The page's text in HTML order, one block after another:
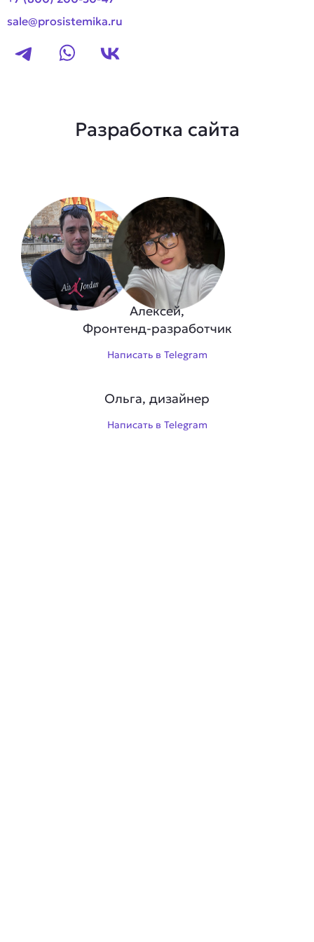
sale@prosistemika.ru
Разработка сайта
Алексей,
Фронтенд-разработчик
Написать в Telegram
Ольга, дизайнер
Написать в Telegram